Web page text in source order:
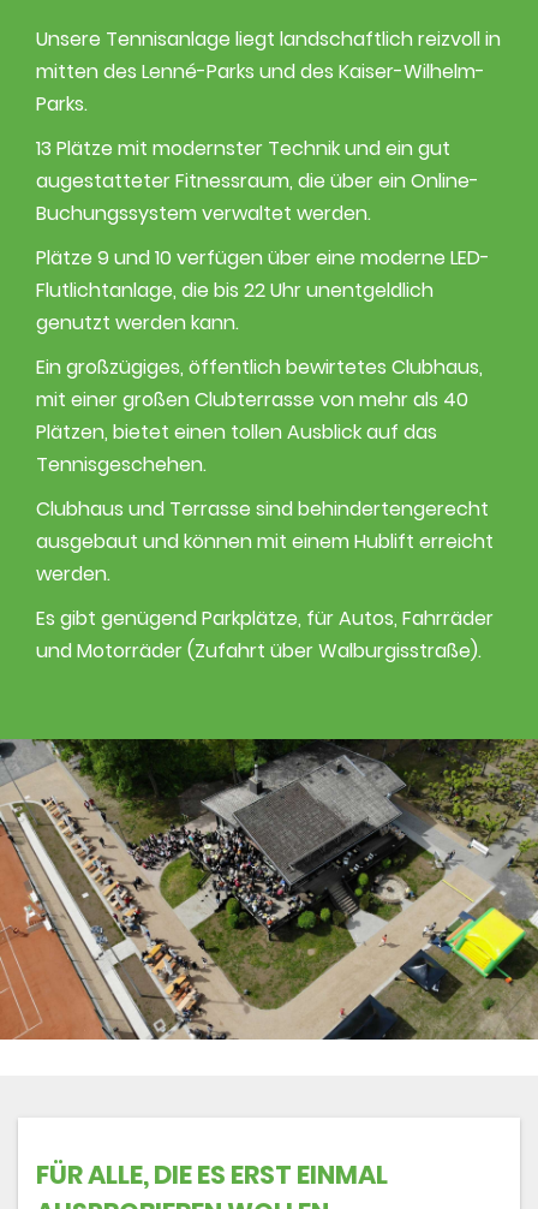
Unsere Tennisanlage liegt landschaftlich reizvoll in
mitten des Lenné-Parks und des Kaiser-Wilhelm-
Parks.
13 Plätze mit modernster Technik und ein gut
augestatteter Fitnessraum, die über ein Online-
Buchungssystem verwaltet werden.
Plätze 9 und 10 verfügen über eine moderne LED-
Flutlichtanlage, die bis 22 Uhr unentgeldlich
genutzt werden kann.
Ein großzügiges, öffentlich bewirtetes Clubhaus,
mit einer großen Clubterrasse von mehr als 40
Plätzen, bietet einen tollen Ausblick auf das
Tennisgeschehen.
Clubhaus und Terrasse sind behindertengerecht
ausgebaut und können mit einem Hublift erreicht
werden.
Es gibt genügend Parkplätze, für Autos, Fahrräder
und Motorräder (Zufahrt über Walburgisstraße).
FÜR ALLE, DIE ES ERST EINMAL